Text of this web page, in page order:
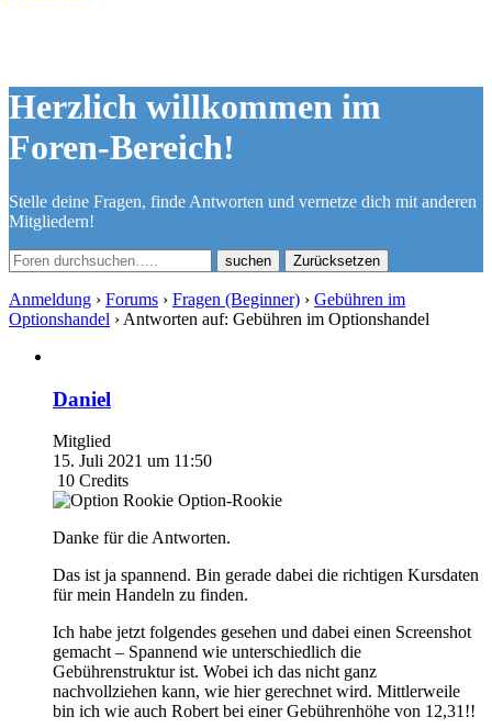
Herzlich willkommen im
Foren-Bereich!
Stelle deine Fragen, finde Antworten und vernetze dich mit anderen
Mitgliedern!
Zurücksetzen
Anmeldung › Forums › Fragen (Beginner) › Gebühren im
Optionshandel › Antworten auf: Gebühren im Optionshandel
Daniel
Mitglied
15. Juli 2021 um 11:50
10 Credits
Option-Rookie
Danke für die Antworten.
Das ist ja spannend. Bin gerade dabei die richtigen Kursdaten
für mein Handeln zu finden.
Ich habe jetzt folgendes gesehen und dabei einen Screenshot
gemacht – Spannend wie unterschiedlich die
Gebührenstruktur ist. Wobei ich das nicht ganz
nachvollziehen kann, wie hier gerechnet wird. Mittlerweile
bin ich wie auch Robert bei einer Gebührenhöhe von 12,31!!